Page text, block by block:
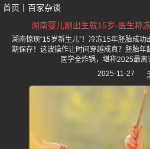
首页 百家杂谈
湖南婴儿刚出生就15岁-医生称
湖南惊现“15岁新生儿”！冷冻15年胚胎成
期保存！这波操作让时间穿越成真？胚胎年
医学全炸锅，堪称2025最离
2025-11-27